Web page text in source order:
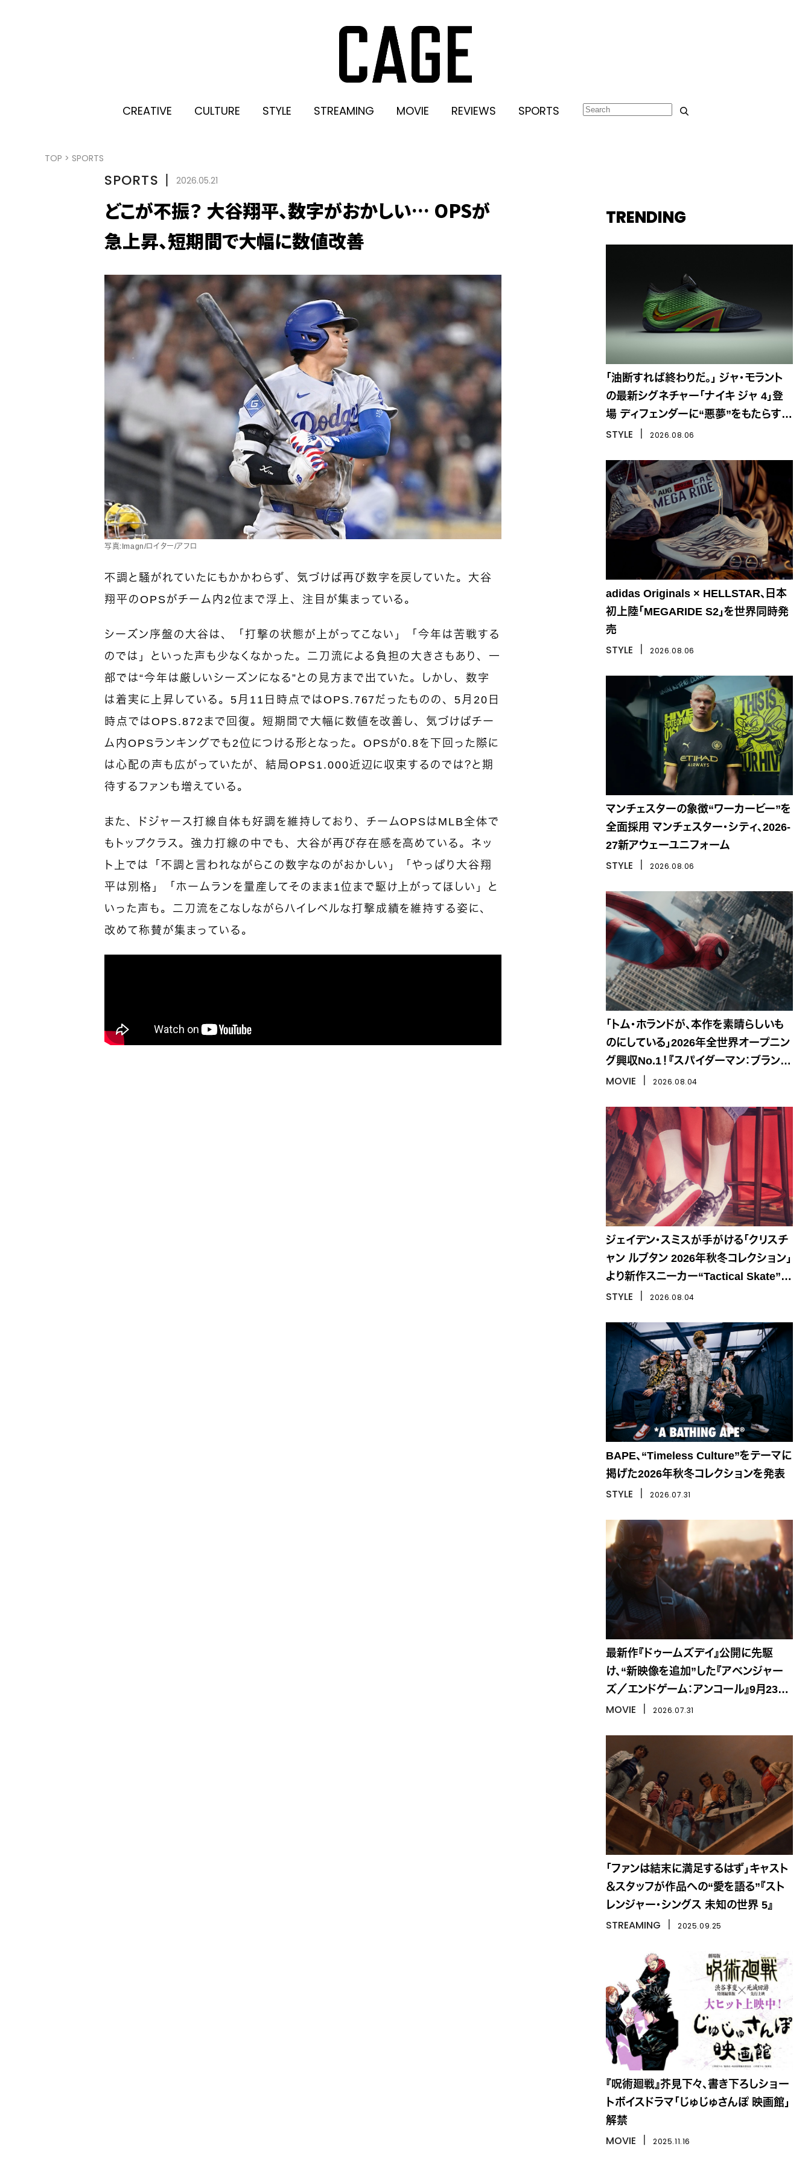
CREATIVE CULTURE STYLE STREAMING MOVIE REVIEWS SPORTS
TOP > SPORTS
SPORTS 丨 2026.05.21
どこが不振？ 大谷翔平、数字がおかしい… OPSが
急上昇、短期間で大幅に数値改善
写真：Imagn/ロイター/アフロ
不調と騒がれていたにもかかわらず、気づけば再び数字を戻していた。大谷
翔平のOPSがチーム内2位まで浮上、注目が集まっている。
シーズン序盤の大谷は、「打撃の状態が上がってこない」「今年は苦戦する
のでは」といった声も少なくなかった。二刀流による負担の大きさもあり、一
部では“今年は厳しいシーズンになる”との見方まで出ていた。 しかし、数字
は着実に上昇している。5月11日時点ではOPS.767だったものの、5月20日
時点ではOPS.872まで回復。短期間で大幅に数値を改善し、気づけばチー
ム内OPSランキングでも2位につける形となった。 OPSが0.8を下回った際に
は心配の声も広がっていたが、結局OPS1.000近辺に収束するのでは？と期
待するファンも増えている。
また、ドジャース打線自体も好調を維持しており、チームOPSはMLB全体で
もトップクラス。強力打線の中でも、大谷が再び存在感を高めている。 ネッ
ト上では「不調と言われながらこの数字なのがおかしい」「やっぱり大谷翔
平は別格」「ホームランを量産してそのまま1位まで駆け上がってほしい」と
いった声も。二刀流をこなしながらハイレベルな打撃成績を維持する姿に、
改めて称賛が集まっている。
TRENDING
「油断すれば終わりだ。」 ジャ・モラント
の最新シグネチャー「ナイキ ジャ 4」登
場 ディフェンダーに“悪夢”をもたらす一
足
STYLE 2026.08.06
adidas Originals × HELLSTAR、日本
初上陸「MEGARIDE S2」を世界同時発
売
STYLE 2026.08.06
マンチェスターの象徴“ワーカービー”を
全面採用 マンチェスター・シティ、2026-
27新アウェーユニフォーム
STYLE 2026.08.06
「トム・ホランドが、本作を素晴らしいも
のにしている」2026年全世界オープニン
グ興収No.1！『スパイダーマン：ブラン
ド・ニュー・デイ』
MOVIE 2026.08.04
ジェイデン・スミスが手がける「クリスチ
ャン ルブタン 2026年秋冬コレクション」
より新作スニーカー“Tactical Skate”が
登場
STYLE 2026.08.04
BAPE、“Timeless Culture”をテーマに
掲げた2026年秋冬コレクションを発表
STYLE 2026.07.31
最新作『ドゥームズデイ』公開に先駆
け、“新映像を追加”した『アベンジャー
ズ／エンドゲーム：アンコール』9月23日
より限定公開
MOVIE 2026.07.31
「ファンは結末に満足するはず」キャスト
＆スタッフが作品への“愛を語る”『スト
レンジャー・シングス 未知の世界 5』
STREAMING 2025.09.25
『呪術廻戦』芥見下々、書き下ろしショー
トボイスドラマ「じゅじゅさんぽ 映画館」
解禁
MOVIE 2025.11.16